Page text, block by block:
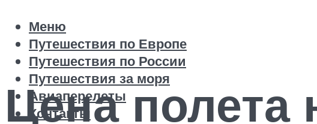
Путешествия по Европе
Путешествия по России
Путешествия за моря
Авиаперелеты
Контакты
Меню
Цена полета